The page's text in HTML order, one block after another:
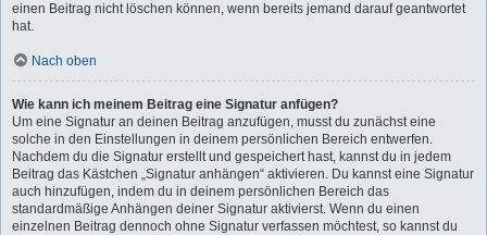
einen Beitrag nicht löschen können, wenn bereits jemand darauf geantwortet
hat.
Nach oben
Wie kann ich meinem Beitrag eine Signatur anfügen?
Um eine Signatur an deinen Beitrag anzufügen, musst du zunächst eine
solche in den Einstellungen in deinem persönlichen Bereich entwerfen.
Nachdem du die Signatur erstellt und gespeichert hast, kannst du in jedem
Beitrag das Kästchen „Signatur anhängen“ aktivieren. Du kannst eine Signatur
auch hinzufügen, indem du in deinem persönlichen Bereich das
standardmäßige Anhängen deiner Signatur aktivierst. Wenn du einen
einzelnen Beitrag dennoch ohne Signatur verfassen möchtest, so kannst du